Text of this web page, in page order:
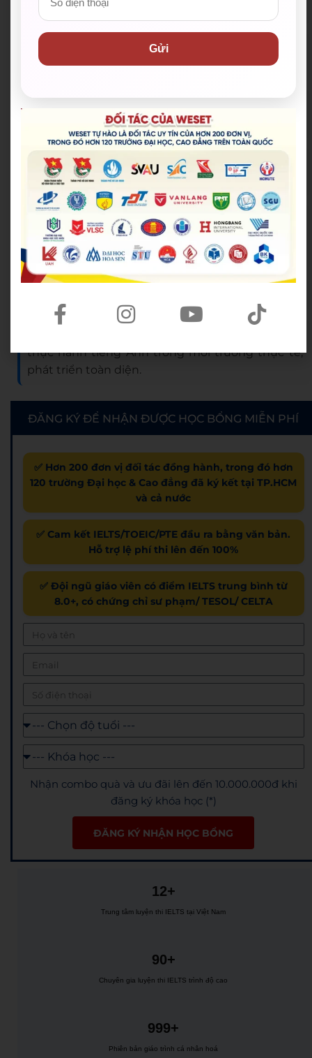
vào thực tế.
Tổ chức thi thử mỗi tháng để học viên làm quen
với không khí phòng thi thật.
xác định năng lực tiếng Anh.
Giảm lệ phí thi IELTS còn 3.999.999 đồng khi
đăng ký qua WESET*.
Hệ thống Learning Portal – cổng thông tin học
viên giúp học viện ôn luyện, cập nhật tin tức học
tập nhanh chóng, hiệu quả.
thực hành tiếng Anh trong môi trường thực tế,
phát triển toàn diện.
ĐĂNG KÝ ĐỂ NHẬN ĐƯỢC HỌC BỔNG MIỄN PHÍ
✅ Hơn 200 đơn vị đối tác đồng hành, trong đó hơn
120 trường Đại học & Cao đẳng đã ký kết tại TP.HCM
và cả nước
✅ Cam kết IELTS/TOEIC/PTE đầu ra bằng văn bản.
Hỗ trợ lệ phí thi lên đến 100%
✅ Đội ngũ giáo viên có điểm IELTS trung bình từ
8.0+, có chứng chỉ sư phạm/ TESOL/ CELTA
Nhận combo quà và ưu đãi lên đến 10.000.000đ khi
đăng ký khóa học (*)
ĐĂNG KÝ NHẬN HỌC BỔNG
12+
Trung tâm luyện thi IELTS tại Việt Nam
90+
Chuyên gia luyện thi IELTS trình độ cao
999+
Phiên bản giáo trình cá nhân hoá
Gửi